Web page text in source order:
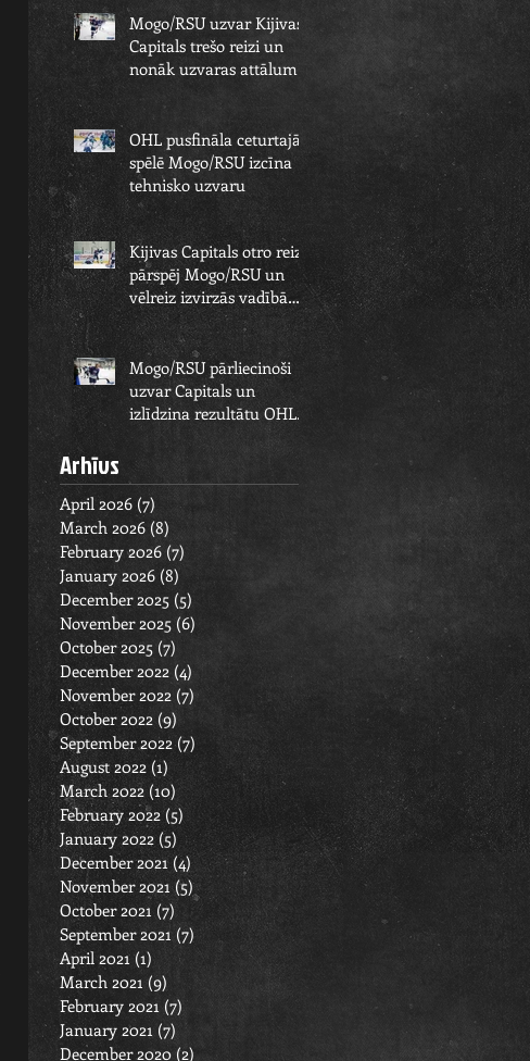
Mogo/RSU uzvar Kijivas
Capitals trešo reizi un
nonāk uzvaras attālumā
OHL pusfināla ceturtajā
spēlē Mogo/RSU izcīna
tehnisko uzvaru
Kijivas Capitals otro reizi
pārspēj Mogo/RSU un
vēlreiz izvirzās vadībā
OHL pusfināla sērijā
Mogo/RSU pārliecinoši
uzvar Capitals un
izlīdzina rezultātu OHL
pusfināla sērijā
Arhīvs
April 2026 (7) 7 posts
March 2026 (8) 8 posts
February 2026 (7)
January 2026 (8)8 posts
December 2025 (5)
November 2025 (6)
October 2025 (7) 7 posts
December 2022 (4)
November 2022 (7) 7 posts
October 2022 (9)
September 2022 (7) 7 posts
August 2022 (1)1 post
March 2022 (10) 10 posts
February 2022 (5) 5 posts
January 2022 (5) 5 posts
December 2021 (4)4 posts
November 2021 (5)5 posts
October 2021 (7)7 posts
September 2021 (7) 7 posts
April 2021 (1) 1 post
March 2021 (9)
February 2021 (7) 7 posts
January 2021 (7) 7 posts
December 2020 (2)